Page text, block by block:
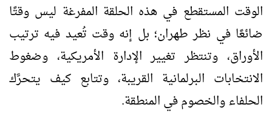
الوقت المستقطع في هذه الحلقة المفرغة ليس وقتًا
ضائعًا في نظر طهران؛ بل إنه وقت تُعيد فيه ترتيب
الأوراق، وتنتظر تغيير الإدارة الأمريكية، وضغوط
الانتخابات البرلمانية القريبة، وتتابع كيف يتحرَّك
الحلفاء والخصوم في المنطقة.